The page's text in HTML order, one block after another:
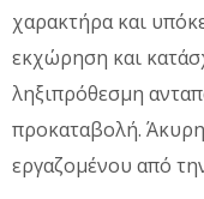
χαρακτήρα και
εκχώρηση και
ληξιπρόθεσμη
προκαταβολή.
εργαζομένου από